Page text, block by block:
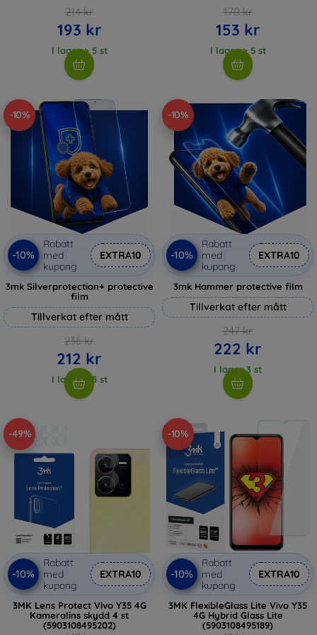
214 kr
193 kr
I lager > 5 st
170 kr
153 kr
I lager > 5 st
-10%
-10%
Rabatt
med
kupong
EXTRA10
3mk Silverprotection+ protective
film
Tillverkat efter mått
236 kr
212 kr
I lager > 5 st
-10%
-10%
Rabatt
med
kupong
EXTRA10
3mk Hammer protective film
Tillverkat efter mått
247 kr
222 kr
I lager 3 st
-49%
-10%
Rabatt
med
kupong
EXTRA10
3MK Lens Protect Vivo Y35 4G
Kameralins skydd 4 st
(5903108495202)
-10%
-10%
Rabatt
med
kupong
EXTRA10
3MK FlexibleGlass Lite Vivo Y35
4G Hybrid Glass Lite
(5903108495189)